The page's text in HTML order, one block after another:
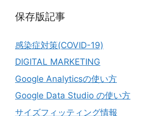
保存版記事
感染症対策(COVID-19)
DIGITAL MARKETING
Google Analyticsの使い方
Google Data Studio の使い方
サイズフィッティング情報